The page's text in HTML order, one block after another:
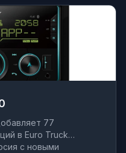
77
в Euro Truck
с новыми